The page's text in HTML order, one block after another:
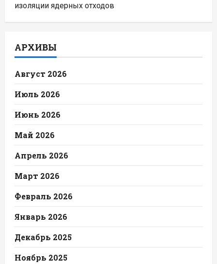
изоляции ядерных отходов
АРХИВЫ
Август 2026
Июль 2026
Июнь 2026
Май 2026
Апрель 2026
Март 2026
Февраль 2026
Январь 2026
Декабрь 2025
Ноябрь 2025